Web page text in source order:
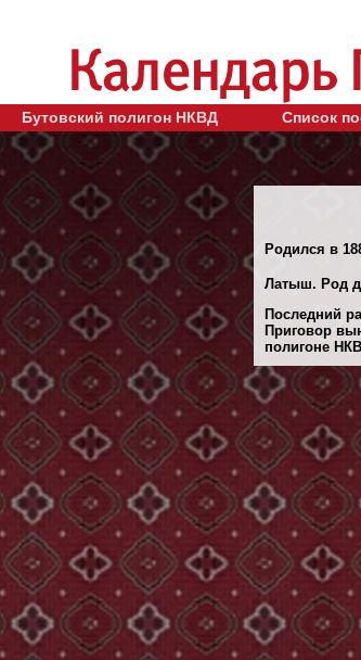
Бутовский полигон НКВД Список
Родился в
Латыш. Род
Последний
Приговор
полигоне